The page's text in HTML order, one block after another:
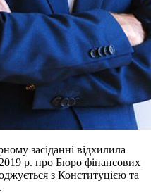
засіданні відхилила
р. про Бюро фінансових
з Конституцією та